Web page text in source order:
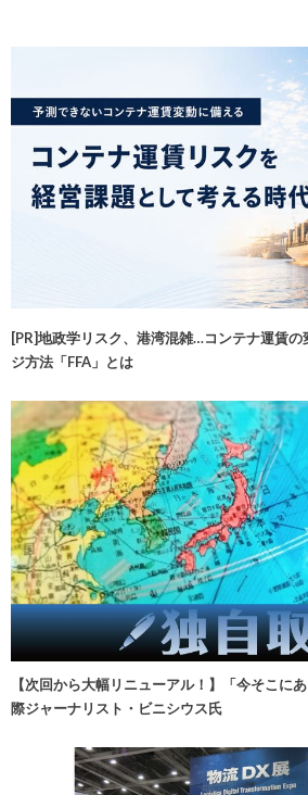
[PR]地政学リスク、港湾混雑…コンテナ運賃の
ジ方法「FFA」とは
【次回から大幅リニューアル！】「今そこ
際ジャーナリスト・ビニシウス氏